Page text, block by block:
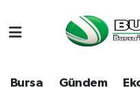
Bursa Gündem
Bursa
Hava Durumu